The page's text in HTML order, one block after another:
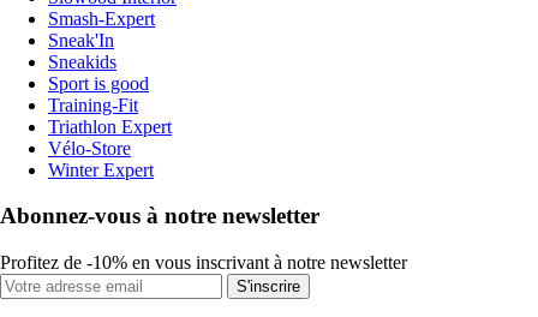
Smash-Expert
Sneak'In
Sneakids
Sport is good
Training-Fit
Triathlon Expert
Vélo-Store
Winter Expert
Abonnez-vous à notre newsletter
Profitez de -10% en vous inscrivant à notre newsletter
S'inscrire